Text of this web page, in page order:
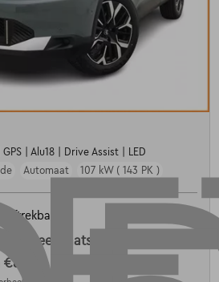
| Alu18 | Drive Assist | LED
Automaat 107 kW ( 143 PK )
aftrekbaar
met een laatste
€8.033,46